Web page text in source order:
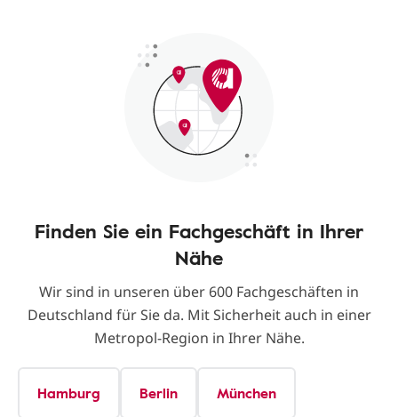
Finden Sie ein Fachgeschäft in Ihrer
Nähe
Wir sind in unseren über 600 Fachgeschäften in
Deutschland für Sie da. Mit Sicherheit auch in einer
Metropol-Region in Ihrer Nähe.
Hamburg Berlin München